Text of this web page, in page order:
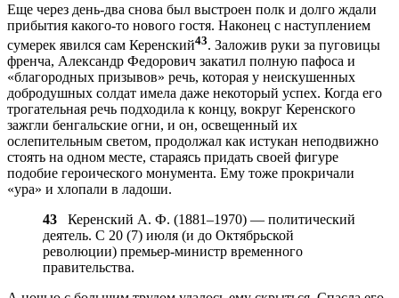
Еще через день-два снова был выстроен полк и долго ждали
прибытия какого-то нового гостя. Наконец с наступлением
сумерек явился сам Керенский43. Заложив руки за пуговицы
френча, Александр Федорович закатил полную пафоса и
«благородных призывов» речь, которая у неискушенных
добродушных солдат имела даже некоторый успех. Когда его
трогательная речь подходила к концу, вокруг Керенского
зажгли бенгальские огни, и он, освещенный их
ослепительным светом, продолжал как истукан неподвижно
стоять на одном месте, стараясь придать своей фигуре
подобие героического монумента. Ему тоже прокричали
«ура» и хлопали в ладоши.
43 Керенский А. Ф. (1881–1970) — политический
деятель. С 20 (7) июля (и до Октябрьской
революции) премьер-министр временного
правительства.